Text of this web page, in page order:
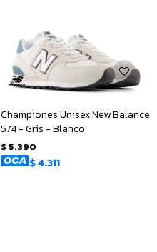
Championes Unisex New Balance
574 - Gris - Blanco
$ 5.390
$4.311